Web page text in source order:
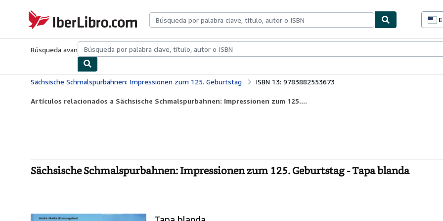
IberLibro.com
Búsqueda avanzadaColecciones Libros antiguosArte y coleccionismo
Sächsische Schmalspurbahnen: Impressionen zum 125. Geburtstag ISBN 13: 9783882553673
Artículos relacionados a Sächsische Schmalspurbahnen: Impressionen zum 125....
Sächsische Schmalspurbahnen: Impressionen zum 125. Geburtstag - Tapa blanda